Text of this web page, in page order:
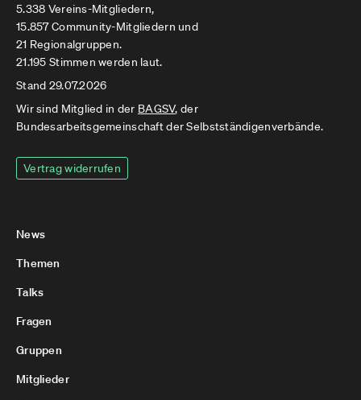
5.338 Vereins-Mitgliedern,
15.857 Community-Mitgliedern und
21 Regionalgruppen.
21.195 Stimmen werden laut.
Stand 29.07.2026
Wir sind Mitglied in der BAGSV, der
Bundesarbeitsgemeinschaft der Selbstständigenverbände.
Vertrag widerrufen
News
Themen
Talks
Fragen
Gruppen
Mitglieder